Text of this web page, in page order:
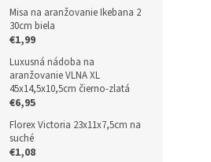
Misa na aranžovanie Ikebana 2
30cm biela
€1,99
Luxusná nádoba na
aranžovanie VLNA XL
45x14,5x10,5cm čierno-zlatá
€6,95
Florex Victoria 23x11x7,5cm na
suché
€1,08